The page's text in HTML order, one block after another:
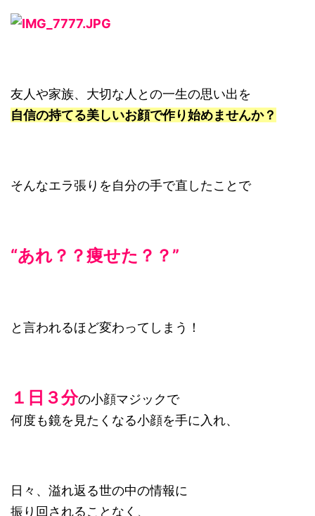
友人や家族、大切な人との一生の思い出を
自信の持てる美しいお顔で作り始めませんか？
そんなエラ張りを自分の手で直したことで
“あれ？？痩せた？？”
と言われるほど変わってしまう！
１日３分の小顔マジックで
何度も鏡を見たくなる小顔を手に入れ、
日々、溢れ返る世の中の情報に
振り回されることなく、